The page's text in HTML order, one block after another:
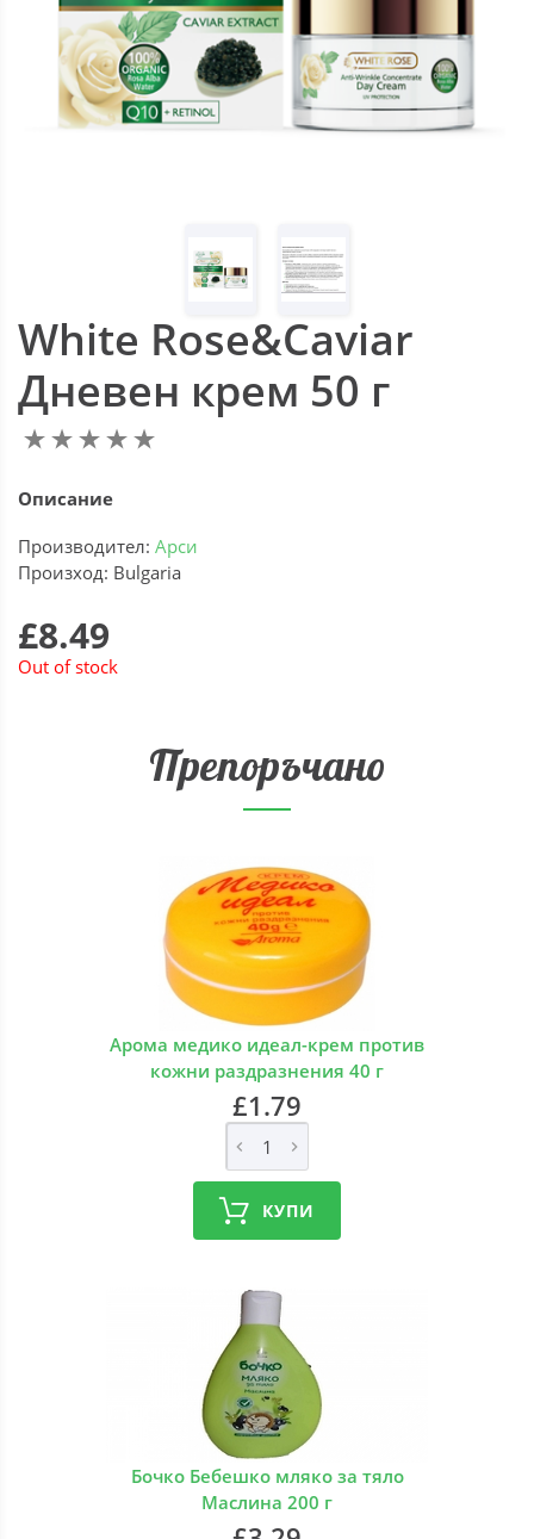
White Rose&Caviar
Дневен крем 50 г
Описание
Производител: Арси
Произход: Bulgaria
£8.49
Out of stock
Препоръчано
Арома медико идеал-крем против
кожни раздразнения 40 г
£1.79
КУПИ
Бочко Бебешко мляко за тяло
Маслина 200 г